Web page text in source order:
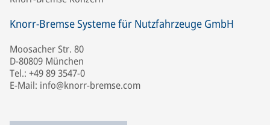
Knorr-Bremse Systeme für Nutzfahrzeuge GmbH
Moosacher Str. 80
D-80809 München
Tel.: +49 89 3547-0
E-Mail: info@knorr-bremse.com